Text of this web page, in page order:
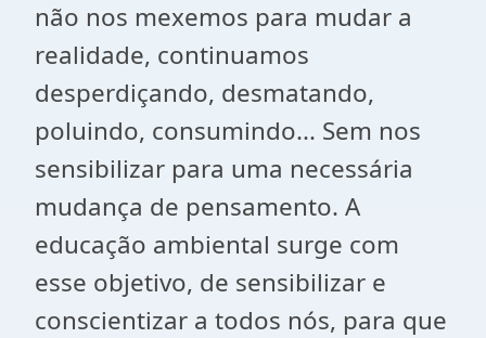
não nos mexemos para mudar a
realidade, continuamos
desperdiçando, desmatando,
poluindo, consumindo... Sem nos
sensibilizar para uma necessária
mudança de pensamento. A
educação ambiental surge com
esse objetivo, de sensibilizar e
conscientizar a todos nós, para que